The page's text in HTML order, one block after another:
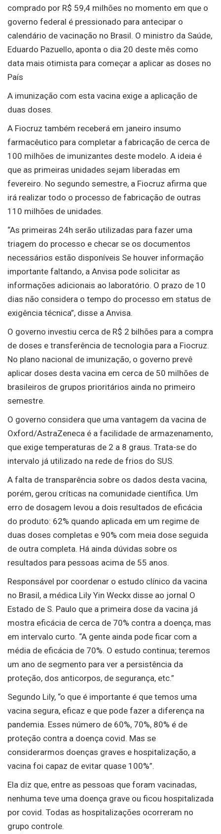
comprado por R$ 59,4 milhões no momento em que o
governo federal é pressionado para antecipar o
calendário de vacinação no Brasil. O ministro da Saúde,
Eduardo Pazuello, aponta o dia 20 deste mês como
data mais otimista para começar a aplicar as doses no
País
A imunização com esta vacina exige a aplicação de
duas doses.
A Fiocruz também receberá em janeiro insumo
farmacêutico para completar a fabricação de cerca de
100 milhões de imunizantes deste modelo. A ideia é
que as primeiras unidades sejam liberadas em
fevereiro. No segundo semestre, a Fiocruz afirma que
irá realizar todo o processo de fabricação de outras
110 milhões de unidades.
“As primeiras 24h serão utilizadas para fazer uma
triagem do processo e checar se os documentos
necessários estão disponíveis Se houver informação
importante faltando, a Anvisa pode solicitar as
informações adicionais ao laboratório. O prazo de 10
dias não considera o tempo do processo em status de
exigência técnica”, disse a Anvisa.
O governo investiu cerca de R$ 2 bilhões para a compra
de doses e transferência de tecnologia para a Fiocruz.
No plano nacional de imunização, o governo prevê
aplicar doses desta vacina em cerca de 50 milhões de
brasileiros de grupos prioritários ainda no primeiro
semestre.
O governo considera que uma vantagem da vacina de
Oxford/AstraZeneca é a facilidade de armazenamento,
que exige temperaturas de 2 a 8 graus. Trata-se do
intervalo já utilizado na rede de frios do SUS.
A falta de transparência sobre os dados desta vacina,
porém, gerou críticas na comunidade científica. Um
erro de dosagem levou a dois resultados de eficácia
do produto: 62% quando aplicada em um regime de
duas doses completas e 90% com meia dose seguida
de outra completa. Há ainda dúvidas sobre os
resultados para pessoas acima de 55 anos.
Responsável por coordenar o estudo clínico da vacina
no Brasil, a médica Lily Yin Weckx disse ao jornal O
Estado de S. Paulo que a primeira dose da vacina já
mostra eficácia de cerca de 70% contra a doença, mas
em intervalo curto. “A gente ainda pode ficar com a
média de eficácia de 70%. O estudo continua; teremos
um ano de segmento para ver a persistência da
proteção, dos anticorpos, de segurança, etc.”
Segundo Lily, “o que é importante é que temos uma
vacina segura, eficaz e que pode fazer a diferença na
pandemia. Esses número de 60%, 70%, 80% é de
proteção contra a doença covid. Mas se
considerarmos doenças graves e hospitalização, a
vacina foi capaz de evitar quase 100%”.
Ela diz que, entre as pessoas que foram vacinadas,
nenhuma teve uma doença grave ou ficou hospitalizada
por covid. Todas as hospitalizações ocorreram no
grupo controle.